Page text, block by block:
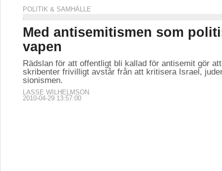
POLITIK & SAMHÄLLE
Med antisemitismen som
vapen
Rädslan för att offentligt bli kallad för antisemit gör
skribenter frivilligt avstår från att kritisera Israel,
sionismen.
LASSE WILHELMSON
2010-04-29 13:57:00
Det är tidig